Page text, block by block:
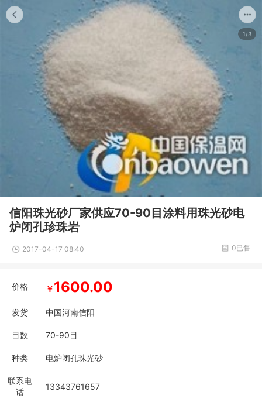
1/3
信阳珠光砂厂家供应70-90目涂料用珠光砂电
炉闭孔珍珠岩
2017-04-17 08:40 0已售
价格 ￥1600.00
发货 中国河南信阳
目数 70-90目
种类 电炉闭孔珠光砂
联系电
话
13343761657